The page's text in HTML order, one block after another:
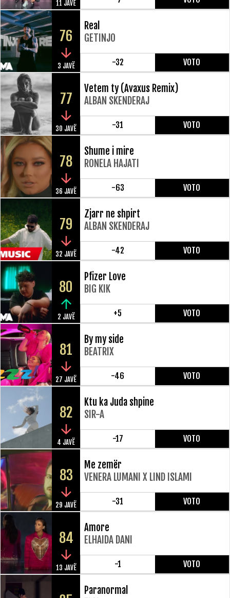
11 JAVË
76
3 JAVË
Real
GETINJO
-32 VOTO
77
30 JAVË
Vetem ty (Avaxus Remix)
ALBAN SKENDERAJ
-31 VOTO
78
36 JAVË
Shume i mire
RONELA HAJATI
-63 VOTO
79
32 JAVË
Zjarr ne shpirt
ALBAN SKENDERAJ
-42 VOTO
80
2 JAVË
Pfizer Love
BIG KIK
+5 VOTO
81
27 JAVË
By my side
BEATRIX
-46 VOTO
82
4 JAVË
Ktu ka Juda shpine
SIR-A
-17 VOTO
83
29 JAVË
Me zemër
VENERA LUMANI X LIND ISLAMI
-31 VOTO
84
13 JAVË
Amore
ELHAIDA DANI
-1 VOTO
Paranormal